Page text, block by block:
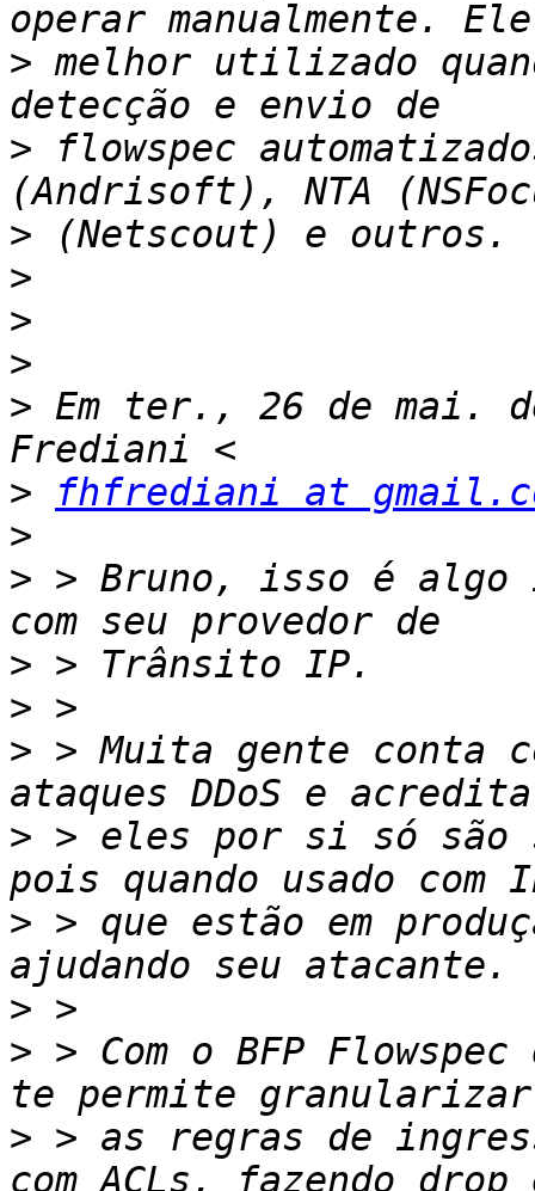
> melhor utilizado
> flowspec
>
>
>
>
> Em ter., 26 de mai.
>
fhfrediani at
>
> > Bruno, isso é algo
>
>
> > Muita gente conta
> > eles por si só são
> > que estão em
>
> > Com o BFP
> > as regras de